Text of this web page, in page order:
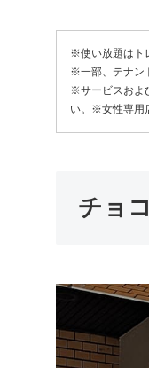
※使い放題はト
※一部、テナン
※サービスおよ
い。※女性専用
チョ